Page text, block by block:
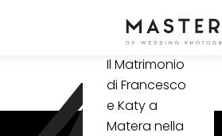
Bruno
Il Matrimonio
di Francesco
e Katy a
Matera nella